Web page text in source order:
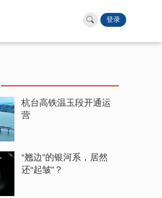
登录
杭台高铁温玉段开通运
营
“翘边”的银河系，居然
还“起皱”？